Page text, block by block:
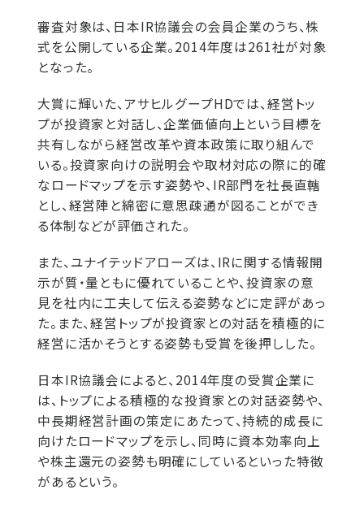
審査対象は、日本IR協議会の会員企業のうち、株
式を公開している企業。2014年度は261社が対象
となった。
大賞に輝いた、アサヒルグープHDでは、経営トッ
プが投資家と対話し、企業価値向上という目標を
共有しながら経営改革や資本政策に取り組んで
いる。投資家向けの説明会や取材対応の際に的確
なロードマップを示す姿勢や、IR部門を社長直轄
とし、経営陣と綿密に意思疎通が図ることができ
る体制などが評価された。
また、ユナイテッドアローズは、IRに関する情報開
示が質・量ともに優れていることや、投資家の意
見を社内に工夫して伝える姿勢などに定評があっ
た。また、経営トップが投資家との対話を積極的に
経営に活かそうとする姿勢も受賞を後押しした。
日本IR協議会によると、2014年度の受賞企業に
は、トップによる積極的な投資家との対話姿勢や、
中長期経営計画の策定にあたって、持続的成長に
向けたロードマップを示し、同時に資本効率向上
や株主還元の姿勢も明確にしているといった特徴
があるという。